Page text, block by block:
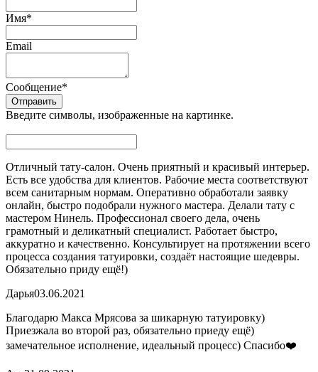
Имя*
Email
Сообщение*
Введите символы, изображенные на картинке.
Отличный тату-салон. Очень приятный и красивый интерьер.
Есть все удобства для клиентов. Рабочие места соответствуют
всем санитарным нормам. Оперативно обработали заявку
онлайн, быстро подобрали нужного мастера. Делали тату с
мастером Нинель. Профессионал своего дела, очень
грамотный и деликатный специалист. Работает быстро,
аккуратно и качественно. Консультирует на протяжении всего
процесса создания татуировки, создаёт настоящие шедевры.
Обязательно приду ещё!)
Дарья03.06.2021
Благодарю Макса Мрясова за шикарную татуировку)
Приезжала во второй раз, обязательно приеду ещё)
замечательное исполнение, идеальный процесс) Спасибо❤️